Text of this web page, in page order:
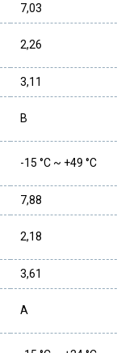
7,03
2,26
3,11
В
-15 °C ~ +49 °C
7,88
2,18
3,61
А